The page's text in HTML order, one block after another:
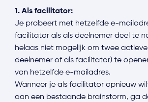
1. Als facilitator:
Je probeert met hetzelfde e-
facilitator als als deelnemer deel te
helaas niet mogelijk om twee actieve
deelnemer of als facilitator) te
van hetzelfde e-mailadres.
Wanneer je als facilitator opnieuw
aan een bestaande brainstorm, ga